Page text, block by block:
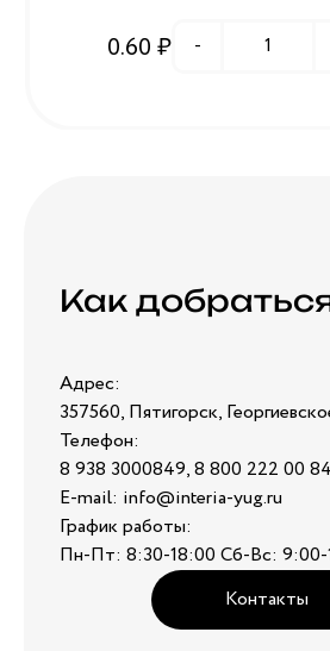
0.60 ₽ -
Как
Адрес:
357560, Пятигорск,
Телефон:
8 938 3000849, 8 800 222 00 84
E-mail: info@interia-yug.ru
График работы:
Пн-Пт: 8:30-18:00 Сб-Вс: 9:00-
Контакты